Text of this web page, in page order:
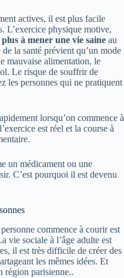
actives, il est plus facile
L’exercice physique motive,
à mener une vie saine au
la santé prévient qu’un mode
mauvaise alimentation, le
Le risque de souffrir de
les personnes qui ne pratiquent
lorsqu’on commence à
est réel et la course à
un médicament ou une
C’est pourquoi il est devenu
commence à courir est
vie sociale à l’âge adulte est
il est très difficile de créer des
les mêmes idées. Et
région parisienne..